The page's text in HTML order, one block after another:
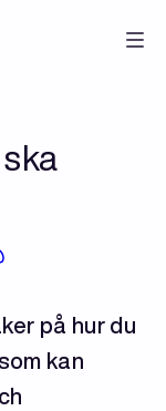
på hur du
kan